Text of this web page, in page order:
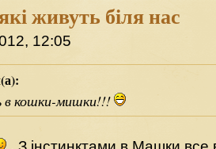
живуть біля нас
12:05
кошки-мишки!!!